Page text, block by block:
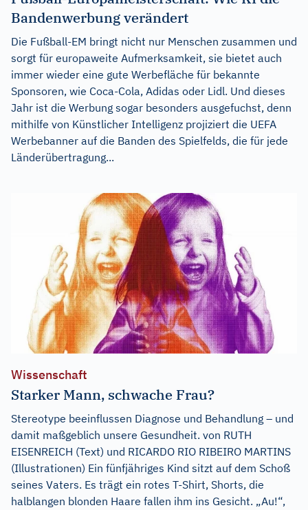
Bandenwerbung verändert
Die Fußball-EM bringt nicht nur Menschen zusammen und
sorgt für europaweite Aufmerksamkeit, sie bietet auch
immer wieder eine gute Werbefläche für bekannte
Sponsoren, wie Coca-Cola, Adidas oder Lidl. Und dieses
Jahr ist die Werbung sogar besonders ausgefuchst, denn
mithilfe von Künstlicher Intelligenz projiziert die UEFA
Werbebanner auf die Banden des Spielfelds, die für jede
Länderübertragung...
Wissenschaft
Starker Mann, schwache Frau?
Stereotype beeinflussen Diagnose und Behandlung – und
damit maßgeblich unsere Gesundheit. von RUTH
EISENREICH (Text) und RICARDO RIO RIBEIRO MARTINS
(Illustrationen) Ein fünfjähriges Kind sitzt auf dem Schoß
seines Vaters. Es trägt ein rotes T-Shirt, Shorts, die
halblangen blonden Haare fallen ihm ins Gesicht. „Au!“,